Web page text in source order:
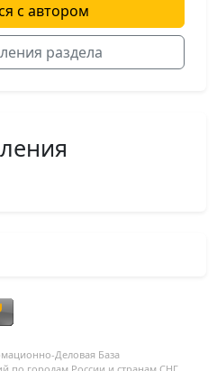
с автором
раздела
Деловая База